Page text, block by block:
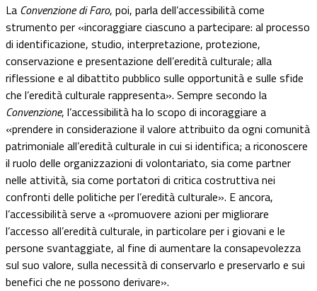
La Convenzione di Faro, poi, parla dell’accessibilità come
strumento per «incoraggiare ciascuno a partecipare: al processo
di identificazione, studio, interpretazione, protezione,
conservazione e presentazione dell’eredità culturale; alla
riflessione e al dibattito pubblico sulle opportunità e sulle sfide
che l’eredità culturale rappresenta». Sempre secondo la
Convenzione, l’accessibilità ha lo scopo di incoraggiare a
«prendere in considerazione il valore attribuito da ogni comunità
patrimoniale all’eredità culturale in cui si identifica; a riconoscere
il ruolo delle organizzazioni di volontariato, sia come partner
nelle attività, sia come portatori di critica costruttiva nei
confronti delle politiche per l’eredità culturale». E ancora,
l’accessibilità serve a «promuovere azioni per migliorare
l’accesso all’eredità culturale, in particolare per i giovani e le
persone svantaggiate, al fine di aumentare la consapevolezza
sul suo valore, sulla necessità di conservarlo e preservarlo e sui
benefici che ne possono derivare».